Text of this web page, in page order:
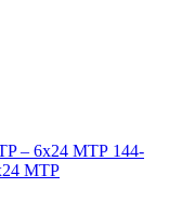
144-
MTP